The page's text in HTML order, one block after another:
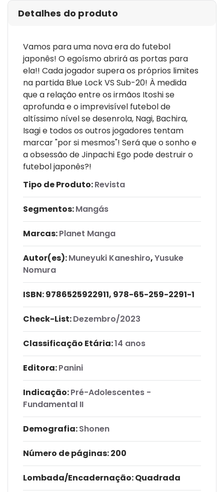
Detalhes do produto
Vamos para uma nova era do futebol
japonês! O egoísmo abrirá as portas para
ela!! Cada jogador supera os próprios limites
na partida Blue Lock VS Sub-20! À medida
que a relação entre os irmãos Itoshi se
aprofunda e o imprevisível futebol de
altíssimo nível se desenrola, Nagi, Bachira,
Isagi e todos os outros jogadores tentam
marcar "por si mesmos"! Será que o sonho e
a obsessão de Jinpachi Ego pode destruir o
futebol japonês?!
Tipo de Produto:Revista
Segmentos:Mangás
Marcas:Planet Manga
Autor(es):Muneyuki Kaneshiro,Yusuke
Nomura
ISBN:9786525922911, 978-65-259-2291-1
Check-List:Dezembro/2023
Classificação Etária:14 anos
Editora:Panini
Indicação:Pré-Adolescentes -
Fundamental II
Demografia:Shonen
Número de páginas: 200
Lombada/Encadernação: Quadrada